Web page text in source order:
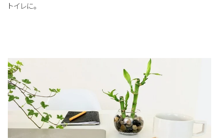
トイレに。